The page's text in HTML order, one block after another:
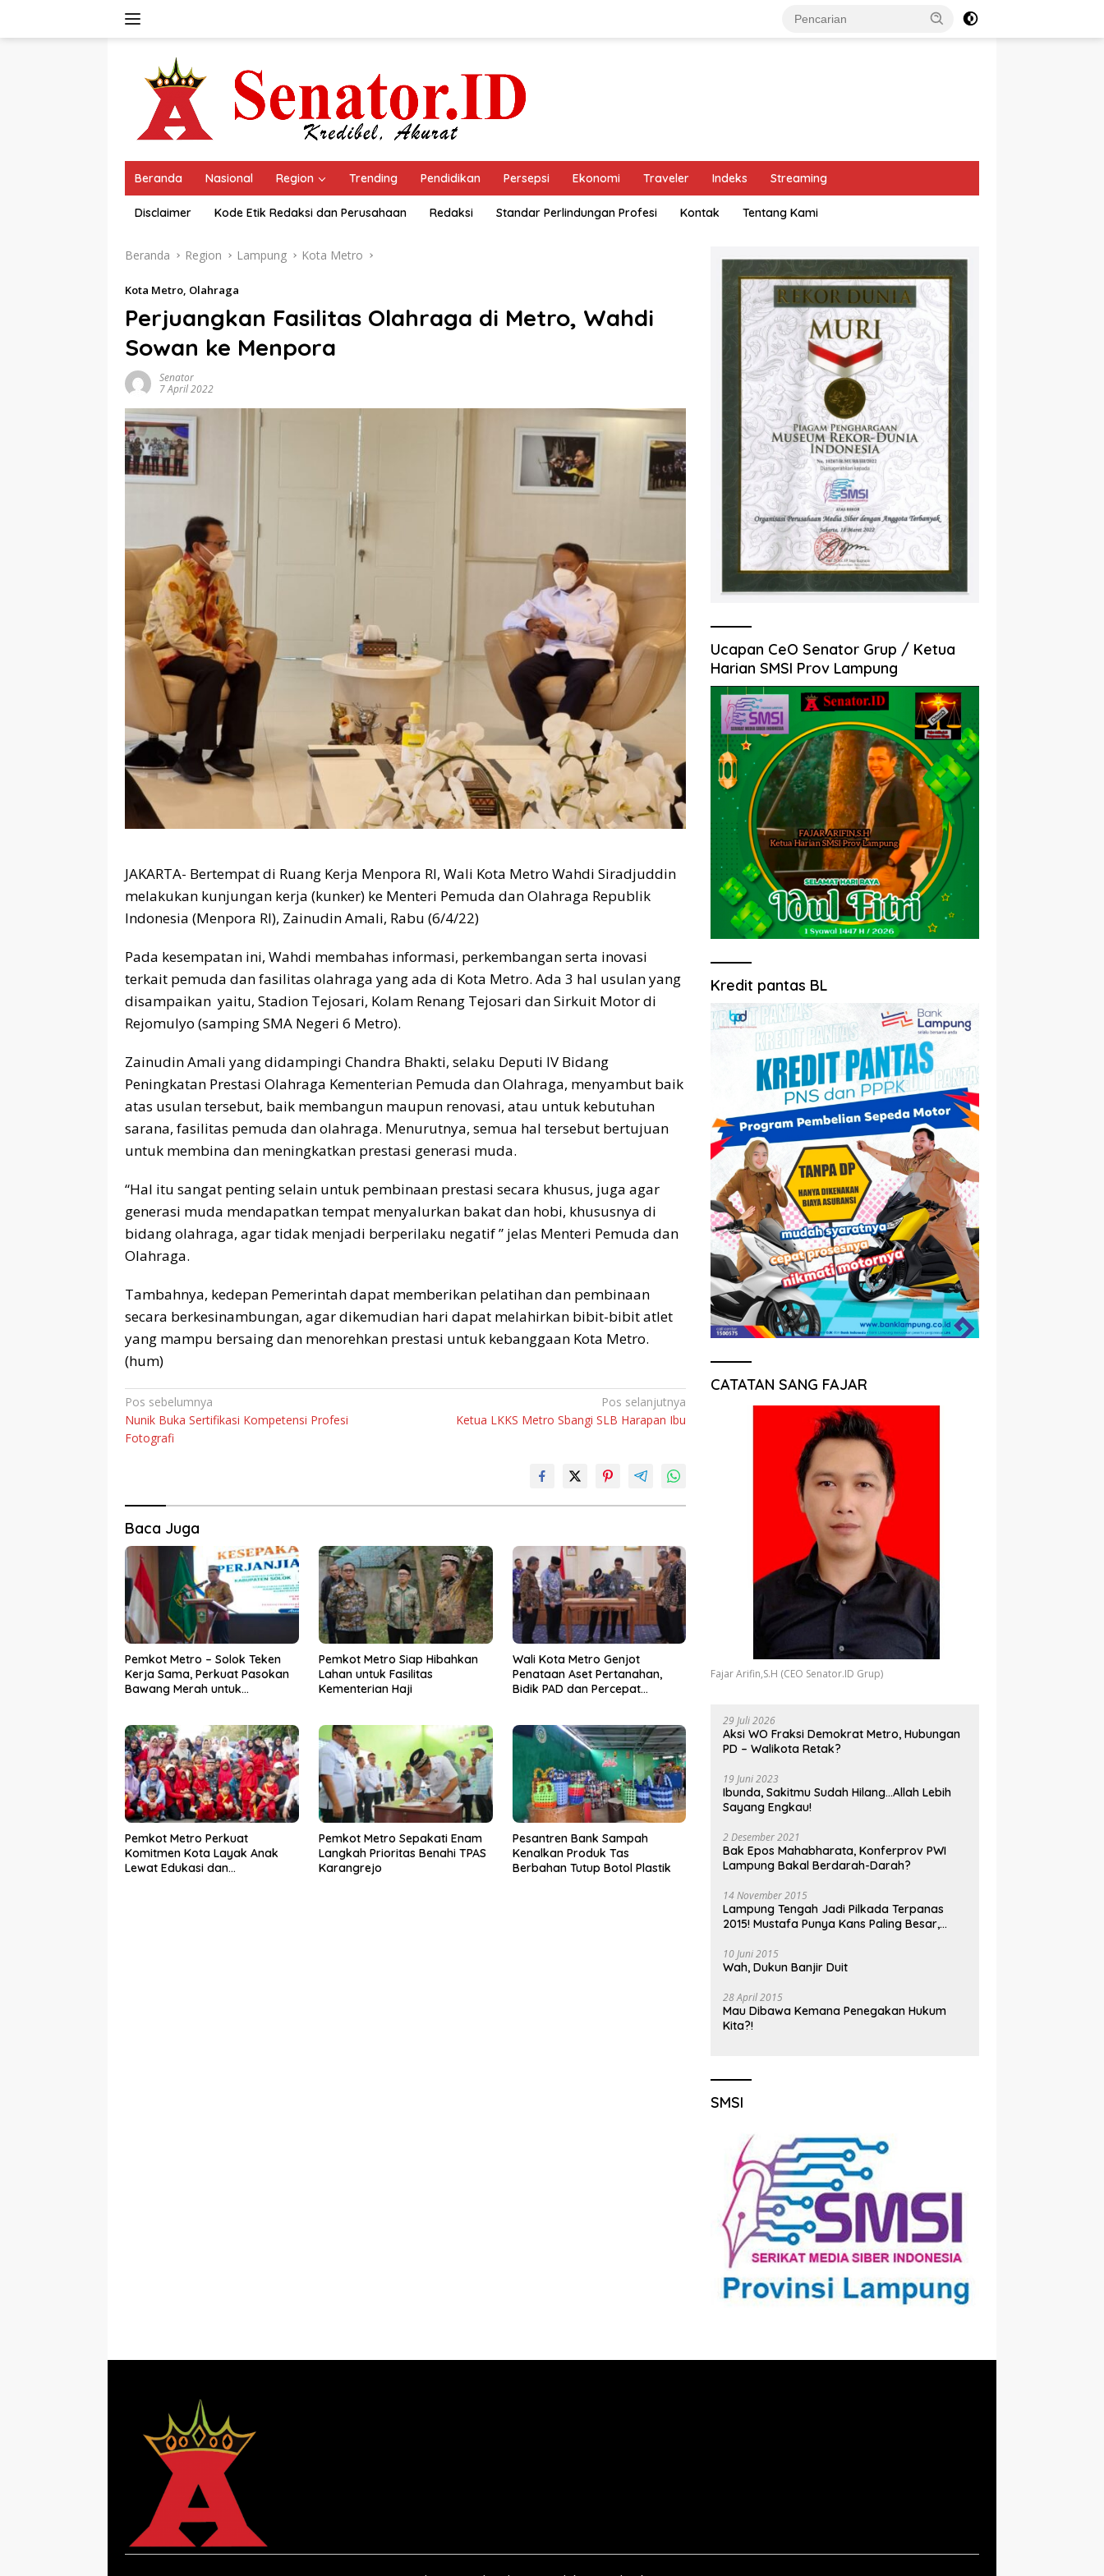
Beranda Nasional Region Trending Pendidikan Persepsi Ekonomi Traveler Indeks Streaming
Disclaimer Kode Etik Redaksi dan Perusahaan Redaksi Standar Perlindungan Profesi Kontak Tentang Kami
Beranda Region Lampung Kota Metro
Kota Metro, Olahraga
Perjuangkan Fasilitas Olahraga di Metro, Wahdi
Sowan ke Menpora
Senator
7 April 2022
JAKARTA- Bertempat di Ruang Kerja Menpora RI, Wali Kota Metro Wahdi Siradjuddin
melakukan kunjungan kerja (kunker) ke Menteri Pemuda dan Olahraga Republik
Indonesia (Menpora RI), Zainudin Amali, Rabu (6/4/22)
Pada kesempatan ini, Wahdi membahas informasi, perkembangan serta inovasi
terkait pemuda dan fasilitas olahraga yang ada di Kota Metro. Ada 3 hal usulan yang
disampaikan yaitu, Stadion Tejosari, Kolam Renang Tejosari dan Sirkuit Motor di
Rejomulyo (samping SMA Negeri 6 Metro).
Zainudin Amali yang didampingi Chandra Bhakti, selaku Deputi IV Bidang
Peningkatan Prestasi Olahraga Kementerian Pemuda dan Olahraga, menyambut baik
atas usulan tersebut, baik membangun maupun renovasi, atau untuk kebutuhan
sarana, fasilitas pemuda dan olahraga. Menurutnya, semua hal tersebut bertujuan
untuk membina dan meningkatkan prestasi generasi muda.
“Hal itu sangat penting selain untuk pembinaan prestasi secara khusus, juga agar
generasi muda mendapatkan tempat menyalurkan bakat dan hobi, khususnya di
bidang olahraga, agar tidak menjadi berperilaku negatif ” jelas Menteri Pemuda dan
Olahraga.
Tambahnya, kedepan Pemerintah dapat memberikan pelatihan dan pembinaan
secara berkesinambungan, agar dikemudian hari dapat melahirkan bibit-bibit atlet
yang mampu bersaing dan menorehkan prestasi untuk kebanggaan Kota Metro.
(hum)
Navigasi
pos
Pos sebelumnya
Nunik Buka Sertifikasi Kompetensi Profesi
Fotografi
Pos selanjutnya
Ketua LKKS Metro Sbangi SLB Harapan Ibu
Baca Juga
Pemkot Metro – Solok Teken
Kerja Sama, Perkuat Pasokan
Bawang Merah untuk
Pemkot Metro Siap Hibahkan
Lahan untuk Fasilitas
Kementerian Haji
Wali Kota Metro Genjot
Penataan Aset Pertanahan,
Bidik PAD dan Percepat
Pemkot Metro Perkuat
Komitmen Kota Layak Anak
Lewat Edukasi dan
Pemkot Metro Sepakati Enam
Langkah Prioritas Benahi TPAS
Karangrejo
Pesantren Bank Sampah
Kenalkan Produk Tas
Berbahan Tutup Botol Plastik
Ucapan CeO Senator Grup / Ketua
Harian SMSI Prov Lampung
Kredit pantas BL
CATATAN SANG FAJAR
Fajar Arifin,S.H (CEO Senator.ID Grup)
29 Juli 2026
Aksi WO Fraksi Demokrat Metro, Hubungan
PD – Walikota Retak?
19 Juni 2023
Ibunda, Sakitmu Sudah Hilang…Allah Lebih
Sayang Engkau!
2 Desember 2021
Bak Epos Mahabharata, Konferprov PWI
Lampung Bakal Berdarah-Darah?
14 November 2015
Lampung Tengah Jadi Pilkada Terpanas
2015! Mustafa Punya Kans Paling Besar,
10 Juni 2015
Wah, Dukun Banjir Duit
28 April 2015
Mau Dibawa Kemana Penegakan Hukum
Kita?!
SMSI